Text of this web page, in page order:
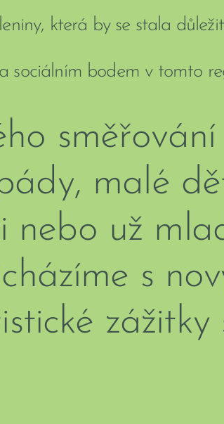
která by se stala
a sociálním bodem v tomto
malé
nebo už
s
zážitky